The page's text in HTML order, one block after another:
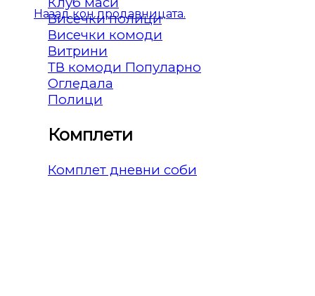
Назад кон продавницата.
Висечки полици
Висечки комоди
Витрини
ТВ комоди
Огледала
Полици
Комплети
Комплет дневни соби